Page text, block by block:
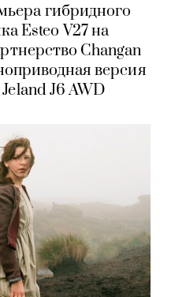
гибридного
Esteo V27 на
Changan
версия
J6 AWD